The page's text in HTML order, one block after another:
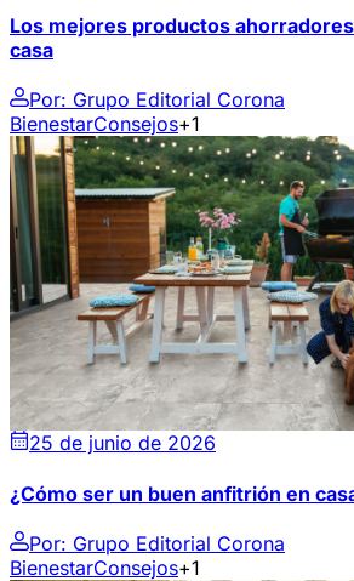
Los mejores productos
casa
Por: Grupo Editorial Corona
BienestarConsejos+1
25 de junio de 2026
¿Cómo ser un buen anfitrión en
Por: Grupo Editorial Corona
BienestarConsejos+1